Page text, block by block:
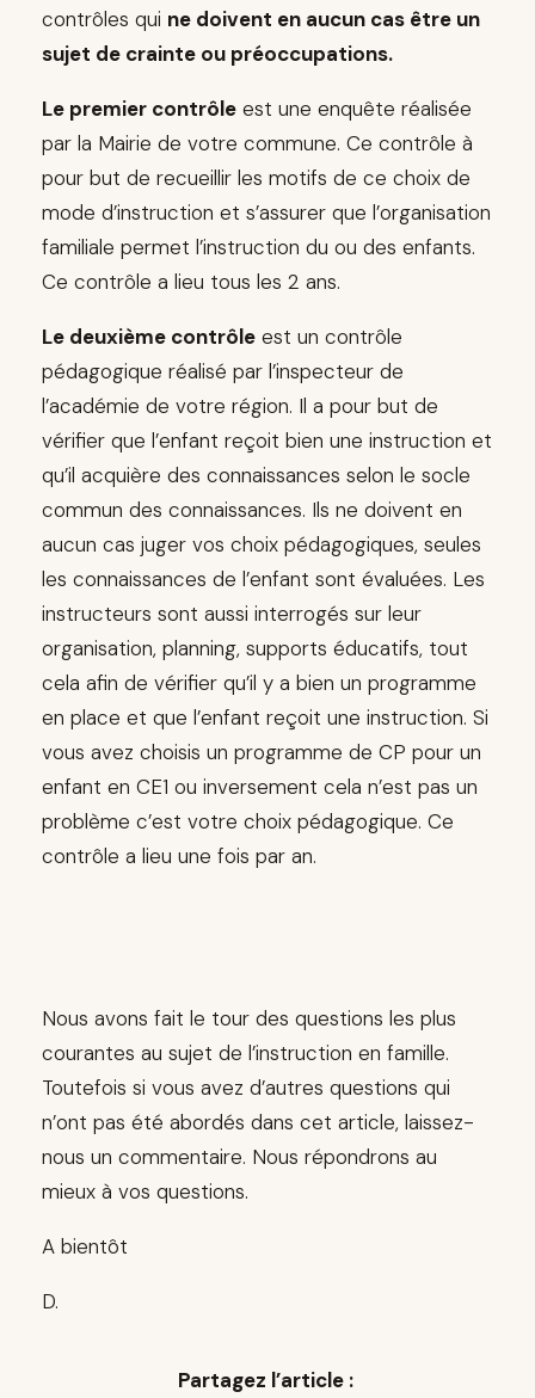
contrôles qui ne doivent en aucun cas être un
sujet de crainte ou préoccupations.
Le premier contrôleest une enquête réalisée
par la Mairie de votre commune. Ce contrôle à
pour but de recueillir les motifs de ce choix de
mode d’instruction et s’assurer que l’organisation
familiale permet l’instruction du ou des enfants.
Ce contrôle a lieu tous les 2 ans.
Le deuxième contrôleest un contrôle
pédagogique réalisé par l’inspecteur de
l’académie de votre région. Il a pour but de
vérifier que l’enfant reçoit bien une instruction et
qu’il acquière des connaissances selon le socle
commun des connaissances. Ils ne doivent en
aucun cas juger vos choix pédagogiques, seules
les connaissances de l’enfant sont évaluées. Les
instructeurs sont aussi interrogés sur leur
organisation, planning, supports éducatifs, tout
cela afin de vérifier qu’il y a bien un programme
en place et que l’enfant reçoit une instruction. Si
vous avez choisis un programme de CP pour un
enfant en CE1 ou inversement cela n’est pas un
problème c’est votre choix pédagogique. Ce
contrôle a lieu une fois par an.
Nous avons fait le tour des questions les plus
courantes au sujet de l’instruction en famille.
Toutefois si vous avez d’autres questions qui
n’ont pas été abordés dans cet article, laissez-
nous un commentaire. Nous répondrons au
mieux à vos questions.
A bientôt
D.
Partagez l’article :